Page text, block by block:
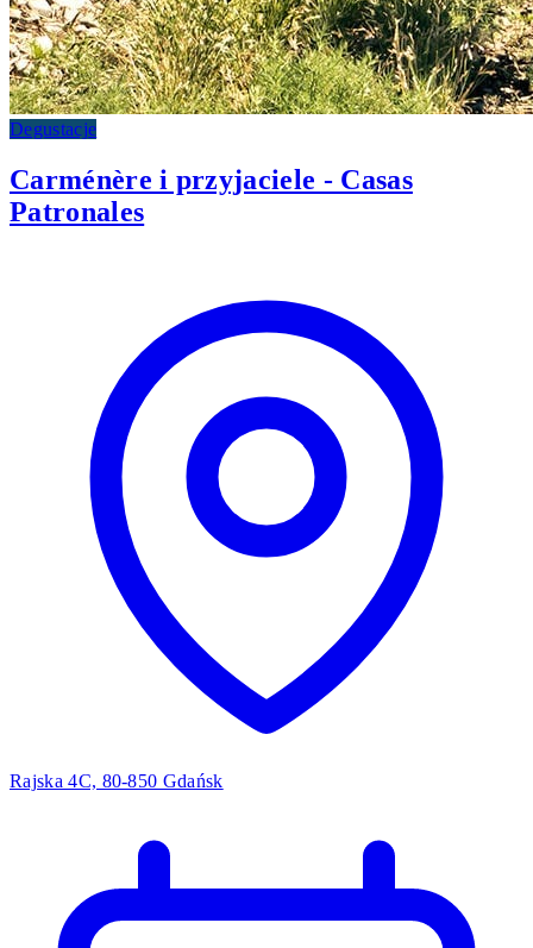
Degustacje
Carménère i przyjaciele - Casas
Patronales
Rajska 4C, 80-850 Gdańsk